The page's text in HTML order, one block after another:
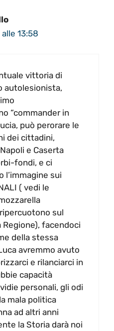
13:58
vittoria di
autolesionista,
“commander in
può perorare le
dei cittadini,
e Caserta
fondi, e ci
l’immagine sui
( vedi le
sul
facendoci
della stessa
avremmo avuto
e rilanciarci in
capacità
personali, gli odi
mala politica
ad altri anni
la Storia darà noi